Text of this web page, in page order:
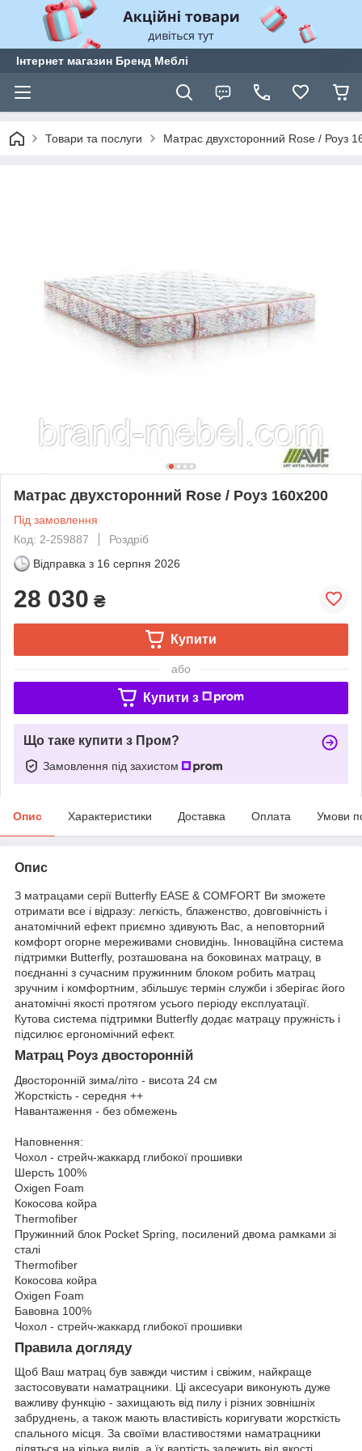
Інтернет магазин Бренд Меблі
Товари та послуги Матрас двухсторонний Rose / Роуз
Матрас двухсторонний Rose / Роуз 160x200
Під замовлення
Код: 2-259887
Роздріб
Відправка з 16 серпня 2026
28 030 ₴
Купити
або
Купити з
Що таке купити з Пром?
Замовлення під захистом
Опис Характеристики Доставка Оплата Умови
Опис
З матрацами серії Butterfly EASE & COMFORT Ви зможете
отримати все і відразу: легкість, блаженство, довговічність і
анатомічний ефект приємно здивують Вас, а неповторний
комфорт огорне мереживами сновидінь. Інноваційна система
підтримки Butterfly, розташована на боковинах матрацу, в
поєднанні з сучасним пружинним блоком робить матрац
зручним і комфортним, збільшує термін служби і зберігає його
анатомічні якості протягом усього періоду експлуатації.
Кутова система підтримки Butterfly додає матрацу пружність і
підсилює ергономічний ефект.
Матрац Роуз двосторонній
Двосторонній зима/літо - висота 24 см
Жорсткість - середня ++
Навантаження - без обмежень
Наповнення:
Чохол - стрейч-жаккард глибокої прошивки
Шерсть 100%
Oxigen Foam
Кокосова койра
Thermofiber
Пружинний блок Pocket Spring, посилений двома рамками зі
сталі
Thermofiber
Кокосова койра
Oxigen Foam
Бавовна 100%
Чохол - стрейч-жаккард глибокої прошивки
Правила догляду
Щоб Ваш матрац був завжди чистим і свіжим, найкраще
застосовувати наматрацники. Ці аксесуари виконують дуже
важливу функцію - захищають від пилу і різних зовнішніх
забруднень, а також мають властивість коригувати жорсткість
спального місця. За своїми властивостями наматрацники